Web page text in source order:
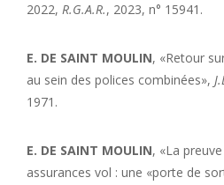
2022, R.G.A.R., 2023, n° 15941.
E. DE SAINT MOULIN, «Retour
au sein des polices combinées»,
1971.
E. DE SAINT MOULIN, «La
assurances vol : une «porte de